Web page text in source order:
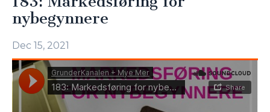
nybegynnere
Dec 15, 2021